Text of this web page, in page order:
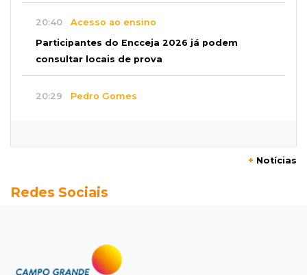
20:40 Acesso ao ensino
Participantes do Encceja 2026 já podem
consultar locais de prova
20:29 Pedro Gomes
Pantanal treina em Goiânia antes de jogo que
Campeonato Brasileiro
Remo busca empate com Atlético-MG e segue
+ Notícias
Redes Sociais